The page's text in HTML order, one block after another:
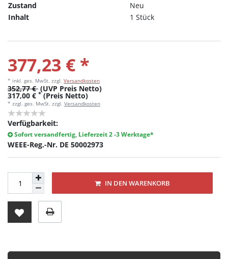
Zustand
Neu
Inhalt
1 Stück
377,23 € *
* inkl. ges. MwSt. zzgl. Versandkosten
352,77 € (UVP Preis Netto)
317,00 € * (Preis Netto)
* zzgl. ges. MwSt. zzgl. Versandkosten
Verfügbarkeit:
Sofort versandfertig, Lieferzeit 2 -3 Werktage*
WEEE-Reg.-Nr. DE 50002973
IN DEN WARENKORB